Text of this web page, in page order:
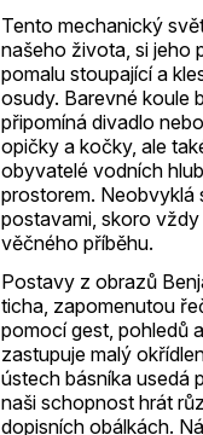
Tento mechanický
našeho života, si jeho
pomalu stoupající a
osudy. Barevné koule
připomíná divadlo
opičky a kočky, ale
obyvatelé vodních
prostorem. Neobvyklá
postavami, skoro
věčného příběhu.
Postavy z obrazů
ticha, zapomenutou
pomocí gest, pohledů
zastupuje malý
ústech básníka usedá
naši schopnost hrát
dopisních obálkách.